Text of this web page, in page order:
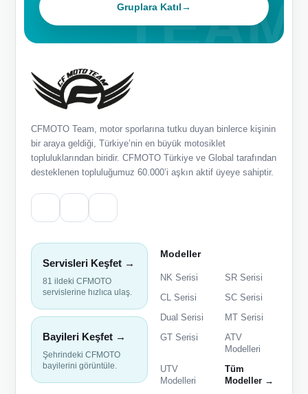
Gruplara Katıl→
CFMOTO Team, motor sporlarına tutku duyan binlerce kişinin
bir araya geldiği, Türkiye’nin en büyük motosiklet
topluluklarından biridir. CFMOTO Türkiye ve Global tarafından
desteklenen topluluğumuz 60.000’i aşkın aktif üyeye sahiptir.
Servisleri Keşfet →
81 ildeki CFMOTO
servislerine hızlıca ulaş.
Bayileri Keşfet →
Şehrindeki CFMOTO
bayilerini görüntüle.
Modeller
NK Serisi
SR Serisi
CL Serisi
SC Serisi
Dual Serisi
MT Serisi
GT Serisi
ATV
Modelleri
UTV
Modelleri
Tüm
Modeller →